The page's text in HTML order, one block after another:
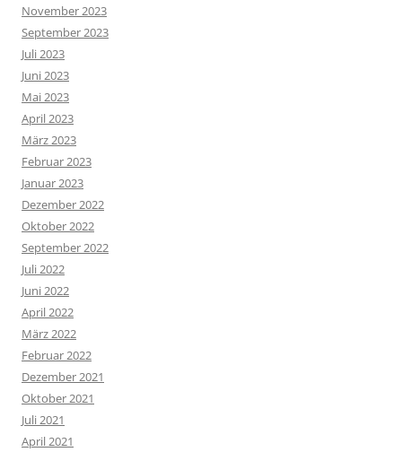
November 2023
September 2023
Juli 2023
Juni 2023
Mai 2023
April 2023
März 2023
Februar 2023
Januar 2023
Dezember 2022
Oktober 2022
September 2022
Juli 2022
Juni 2022
April 2022
März 2022
Februar 2022
Dezember 2021
Oktober 2021
Juli 2021
April 2021